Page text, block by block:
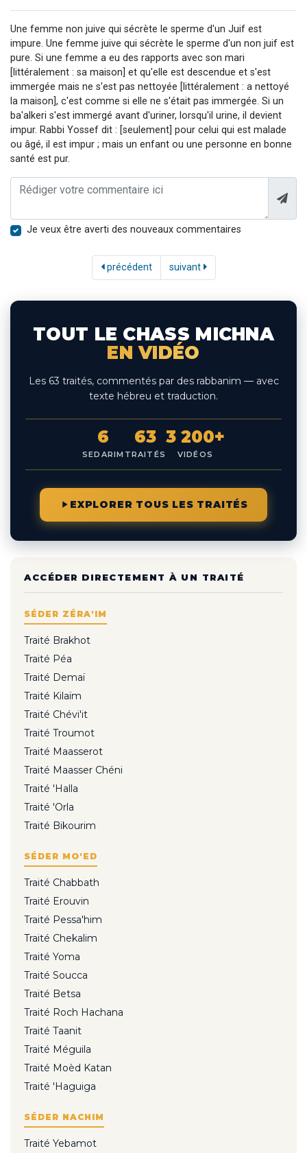
Une femme non juive qui sécrète le sperme d'un Juif est
impure. Une femme juive qui sécrète le sperme d'un non juif est
pure. Si une femme a eu des rapports avec son mari
[littéralement : sa maison] et qu'elle est descendue et s'est
immergée mais ne s'est pas nettoyée [littéralement : a nettoyé
la maison], c'est comme si elle ne s'était pas immergée. Si un
ba'alkeri s'est immergé avant d'uriner, lorsqu'il urine, il devient
impur. Rabbi Yossef dit : [seulement] pour celui qui est malade
ou âgé, il est impur ; mais un enfant ou une personne en bonne
santé est pur.
Je veux être averti des nouveaux commentaires
précédent suivant
TOUT LE CHASS MICHNA
EN VIDÉO
Les 63 traités, commentés par des rabbanim — avec
texte hébreu et traduction.
6
SEDARIM
63
TRAITÉS
3 200+
VIDÉOS
EXPLORER TOUS LES TRAITÉS
ACCÉDER DIRECTEMENT À UN TRAITÉ
SÉDER ZÉRA'IM
Traité Brakhot
Traité Péa
Traité Demaï
Traité Kilaïm
Traité Chévi'it
Traité Troumot
Traité Maasserot
Traité Maasser Chéni
Traité 'Halla
Traité 'Orla
Traité Bikourim
SÉDER MO'ED
Traité Chabbath
Traité Erouvin
Traité Pessa'him
Traité Chekalim
Traité Yoma
Traité Soucca
Traité Betsa
Traité Roch Hachana
Traité Taanit
Traité Méguila
Traité Moèd Katan
Traité 'Haguiga
SÉDER NACHIM
Traité Yebamot